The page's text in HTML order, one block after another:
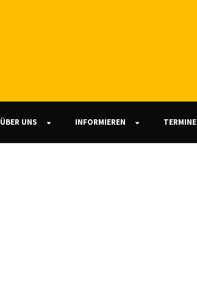
ÜBER UNS INFORMIEREN TERMINE